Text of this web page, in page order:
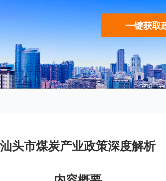
一键获取
汕头市煤炭产业政策深度解析